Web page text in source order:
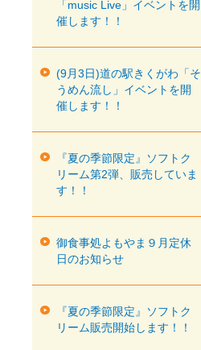
「music Live」イベントを開
催します！！
(9月3日)道の駅きくがわ「そ
うめん流し」イベントを開
催します！！
『夏の季節限定』ソフトク
リーム第2弾、販売していま
す！！
御食事処よもやま９月定休
日のお知らせ
『夏の季節限定』ソフトク
リーム販売開始します！！